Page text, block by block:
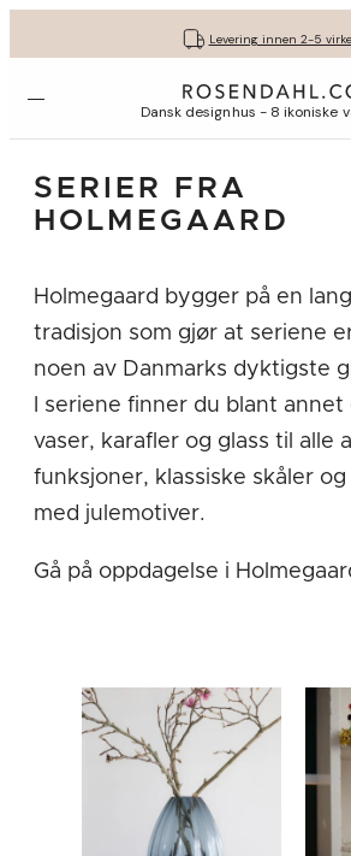
Levering innen 2-5
Fri frakt på kjøp for
30 dagers returrett
Få gavene dine pent
Åpne menyen Dansk designhus - 8 ikoniske
SERIER FRA
HOLMEGAARD
Holmegaard bygger på en
tradisjon som gjør at seriene
noen av Danmarks dyktigste
I seriene finner du blant
vaser, karafler og glass til alle
funksjoner, klassiske skåler
med julemotiver.
Gå på oppdagelse i